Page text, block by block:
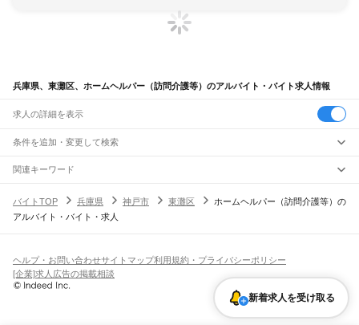
兵庫県、東灘区、ホームヘルパー（訪問介護等）のアルバイト・バイト求人情報
求人の詳細を表示
条件を追加・変更して検索
市区町村を追加・変更
兵庫県すべて
神戸市 すべて
西脇市宝塚市三木市高砂市川西市小野市三田市加西市丹波篠山市
丹波市南あわじ市朝来市 たつの市川辺郡多可郡加古郡
神崎郡揖保郡
駅を追加・変更
JR神戸線(神戸～姫路)
神戸駅 兵庫駅 須磨駅 塩屋駅
東加古川駅 加古川駅宝殿駅曽根駅
職種を追加・変更
飲食・フードサービスすべて
ホールスタッフキッチンスタッフ
パン屋（ベーカリー）
バー（BAR）・バーテンダー
飲食店（店長・マネージャー）
人気
日払いOK高校生歓迎 髪型・髪色自由
留学生・外国人活躍中
雇用形態を追加・変更
関連キーワード
兵庫県 神戸市 東灘区 介護職兵庫県 神戸市 灘区 ホームヘルパー
兵庫県 神戸市 東灘区 介護事務
バイトTOP 兵庫県 神戸市 東灘区
ホームヘルパー（訪問介護等）の
アルバイト・バイト・求人
新着求人を受け取る
ヘルプ・お問い合わせサイトマップ利用規約・プライバシーポリシー
[企業]求人広告の掲載相談